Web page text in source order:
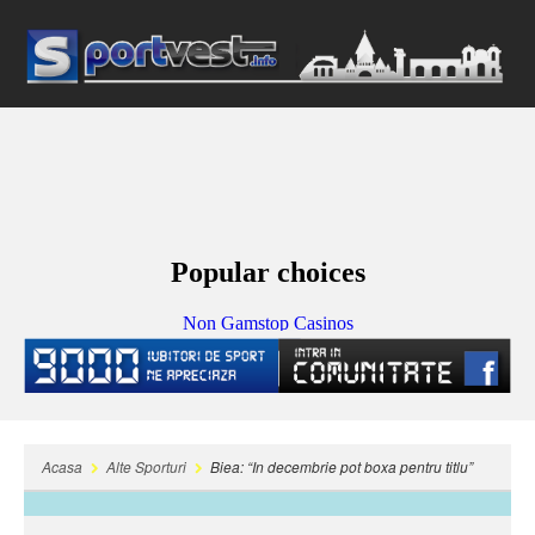
Acasa Alte Sporturi Biea: “In decembrie pot boxa pentru titlu”